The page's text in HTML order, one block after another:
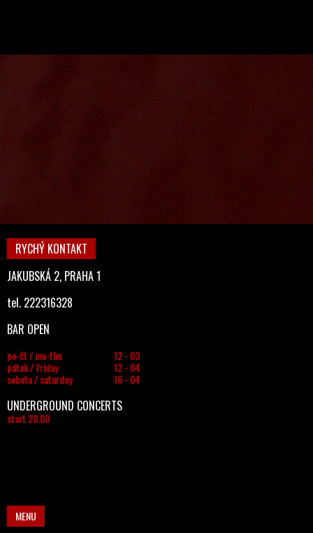
RYCHÝ KONTAKT
JAKUBSKÁ 2, PRAHA 1
tel. 222316328
BAR OPEN
po-čt / mo-thu
12 - 03
pátek / friday
12 - 04
sobota / saturday
16 - 04
UNDERGROUND CONCERTS
start 20.00
MENU